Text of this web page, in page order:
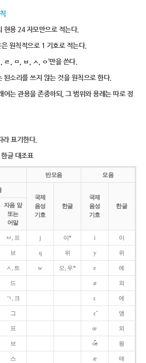
현용 24 자모만으로 적는다.
원칙적으로 1 기호로 적는다.
ㄹ, ㅁ, ㅂ, ㅅ, ㅇ’만을 쓴다.
된소리를 쓰지 않는 것을 원칙으로 한다.
어는 관용을 존중하되, 그 범위와 용례는 따로 정
표기한다.
글 대조표
반모음 모음
국제
음성
기호
한글
국제
음성
기호
한글
자음 앞
또는
어말
ㅂ, 프 j 이* i 이
브 ɥ 위 y 위
ㅅ, 트 w 오, 우* e 에
드 ø 외
ㄱ, 크 ɛ 에
그 ɛ̃ 앵
프 œ 외
브 욍
스 æ 애